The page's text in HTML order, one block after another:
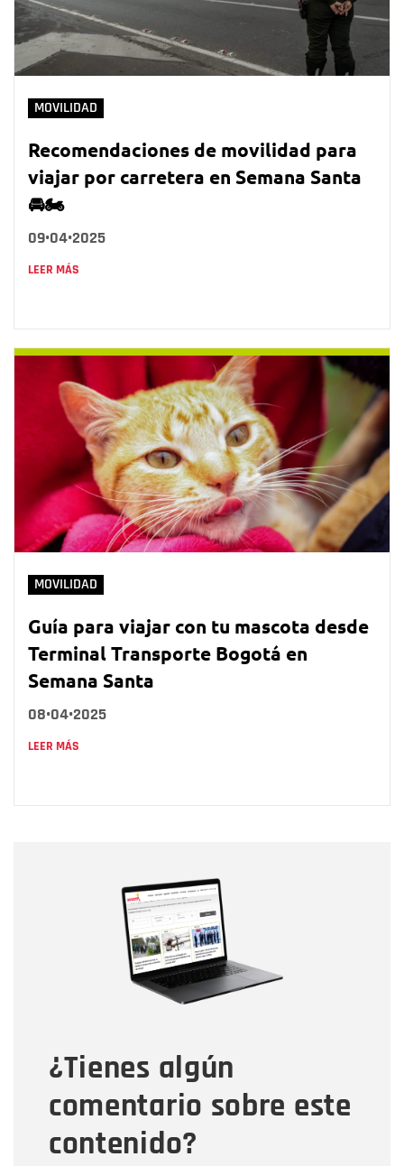
MOVILIDAD
Recomendaciones de movilidad para
viajar por carretera en Semana Santa
🚘🏍️
09•04•2025
LEER MÁS
MOVILIDAD
Guía para viajar con tu mascota desde
Terminal Transporte Bogotá en
Semana Santa
08•04•2025
LEER MÁS
¿Tienes algún
comentario sobre este
contenido?
Correo electrónico
Tipo de comentario
Mensaje